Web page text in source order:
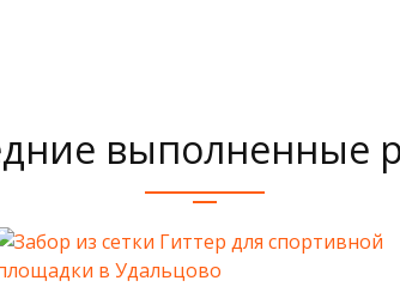
выполненные